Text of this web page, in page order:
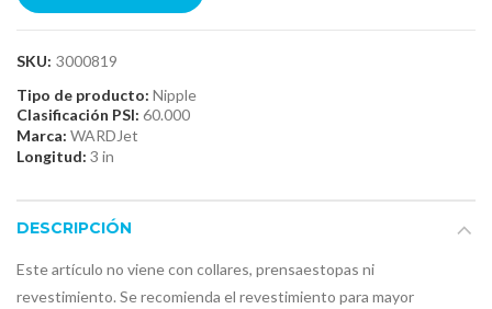
SKU: 3000819
Tipo de producto: Nipple
Clasificación PSI: 60.000
Marca: WARDJet
Longitud: 3 in
DESCRIPCIÓN
Este artículo no viene con collares, prensaestopas ni
revestimiento. Se recomienda el revestimiento para mayor